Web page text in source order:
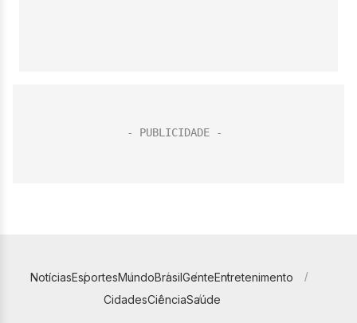
NotíciasEsportesMundoBrasilGenteEntretenimento
CidadesCiênciaSaúde